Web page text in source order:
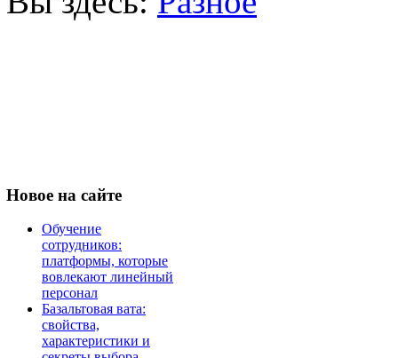
Новое на сайте
Обучение
сотрудников:
платформы, которые
вовлекают линейный
персонал
Базальтовая вата:
свойства,
характеристики и